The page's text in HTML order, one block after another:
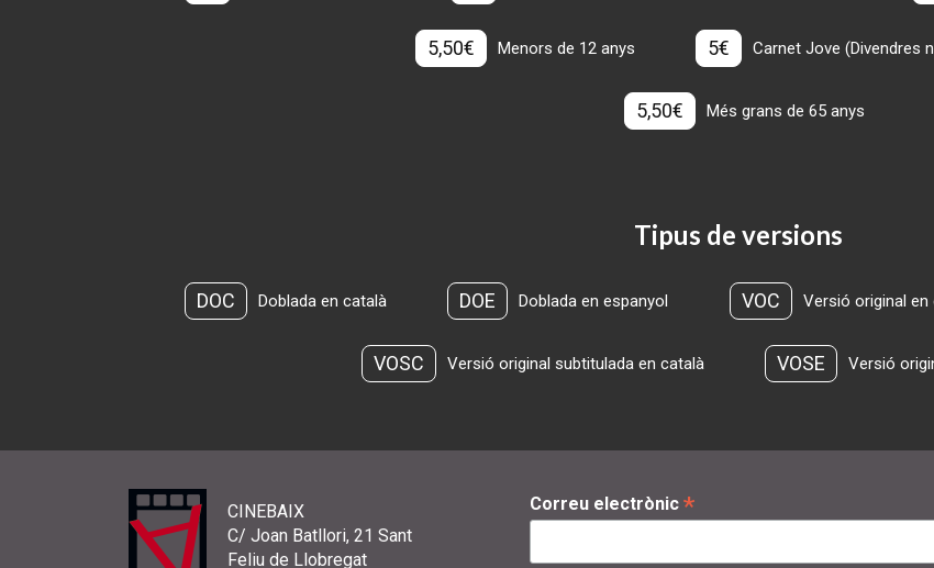
5,50€ Menors de 12 anys 5€ Carnet Jove (Divendres
5,50€ Més grans de 65 anys
Tipus de versions
DOC Doblada en català DOE Doblada en espanyol VOC Versió original en
VOSC Versió original subtitulada en català VOSE Versió
CINEBAIX
C/ Joan Batllori, 21 Sant
Feliu de Llobregat
Correu electrònic *